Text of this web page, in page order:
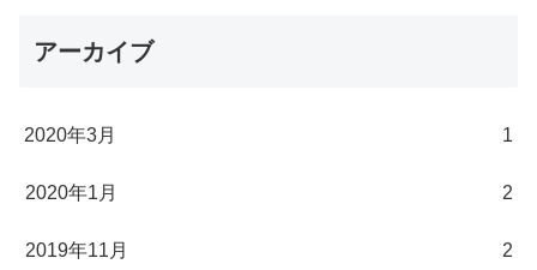
アーカイブ
2020年3月 1
2020年1月 2
2019年11月 2